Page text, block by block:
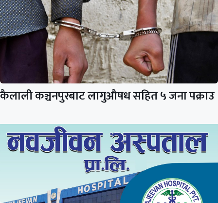
कैलाली कञ्चनपुरबाट लागुऔषध सहित ५ जना पक्राउ